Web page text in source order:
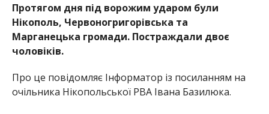
Протягом дня під ворожим ударом були
Нікополь, Червоногригорівська та
Марганецька громади. Постраждали двоє
чоловіків.
Про це повідомляє Інформатор із посиланням на
очільника Нікопольської РВА Івана Базилюка.